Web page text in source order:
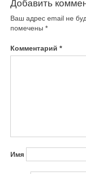
Добавить
Ваш адрес email не
помечены *
Комментарий *
Имя